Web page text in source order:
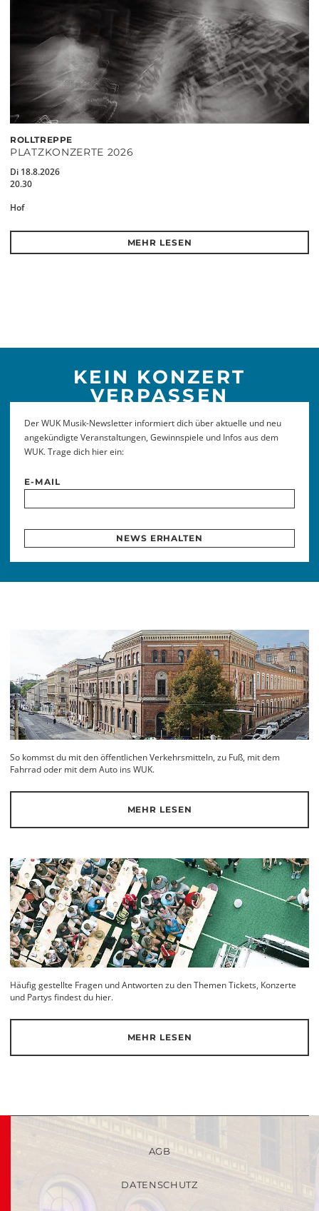
ROLLTREPPE
PLATZKONZERTE 2026
Di 18.8.2026
20.30
Hof
MEHR LESEN
KEIN KONZERT
VERPASSEN
Der WUK Musik-Newsletter informiert dich über aktuelle und neu
angekündigte Veranstaltungen, Gewinnspiele und Infos aus dem
WUK. Trage dich hier ein:
E-MAIL
NEWS ERHALTEN
So kommst du mit den öffentlichen Verkehrsmitteln, zu Fuß, mit dem
Fahrrad oder mit dem Auto ins WUK.
MEHR LESEN
Häufig gestellte Fragen und Antworten zu den Themen Tickets, Konzerte
und Partys findest du hier.
MEHR LESEN
AGB
DATENSCHUTZ